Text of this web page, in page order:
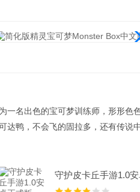
一名出色的宝可梦训练师，形形色
达鸭，不会飞的固拉多，还有传说
守护皮卡丘手游1.0
正式版